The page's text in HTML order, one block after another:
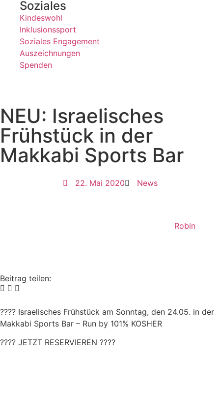
Soziales
Kindeswohl
Inklusionssport
Soziales Engagement
Auszeichnungen
Spenden
NEU: Israelisches
Frühstück in der
Makkabi Sports Bar
22. Mai 2020 News
Robin
Beitrag teilen:
???? Israelisches Frühstück am Sonntag, den 24.05. in der
Makkabi Sports Bar – Run by 101% KOSHER
???? JETZT RESERVIEREN ????